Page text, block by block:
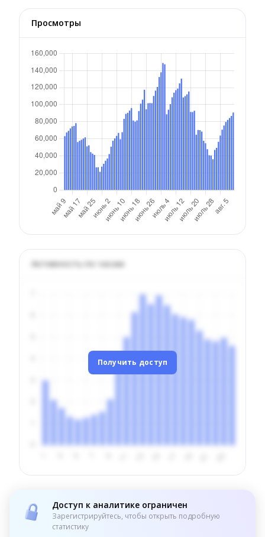
Просмотры
Активность по часам
Получить доступ
Доступ к аналитике ограничен
Зарегистрируйтесь, чтобы открыть подробную
статистику